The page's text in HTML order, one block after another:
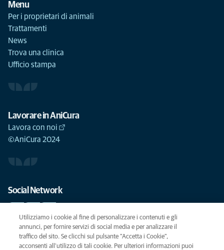
Menu
Per i proprietari di animali
Trattamenti
News
Trova una clinica
Ufficio stampa
Lavorare in AniCura
Lavora con noi
©AniCura 2024
Social Network
Le migliori cure per il vostro animale domestico
Utilizziamo i cookie al fine di personalizzare i contenuti e gli
annunci, per fornire servizi di social media e per analizzare il
traffico del sito. Se clicchi sul pulsante "Accetta i Cookie",
acconsenti all'utilizzo di tali cookie. Per ulteriori informazioni puoi